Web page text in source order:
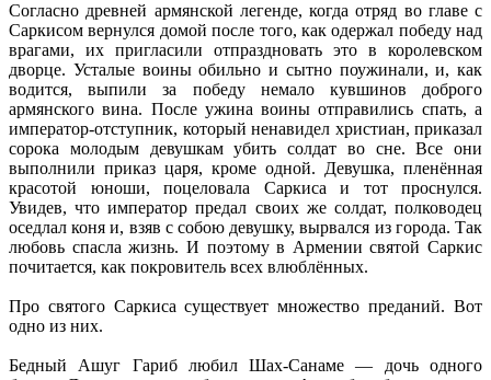
Согласно древней армянской легенде, когда отряд во главе с
Саркисом вернулся домой после того, как одержал победу над
врагами, их пригласили отпраздновать это в королевском
дворце. Усталые воины обильно и сытно поужинали, и, как
водится, выпили за победу немало кувшинов доброго
армянского вина. После ужина воины отправились спать, а
император-отступник, который ненавидел христиан, приказал
сорока молодым девушкам убить солдат во сне. Все они
выполнили приказ царя, кроме одной. Девушка, пленённая
красотой юноши, поцеловала Саркиса и тот проснулся.
Увидев, что император предал своих же солдат, полководец
оседлал коня и, взяв с собою девушку, вырвался из города. Так
любовь спасла жизнь. И поэтому в Армении святой Саркис
почитается, как покровитель всех влюблённых.
Про святого Саркиса существует множество преданий. Вот
одно из них.
Бедный Ашуг Гариб любил Шах-Санаме — дочь одного